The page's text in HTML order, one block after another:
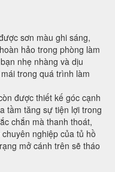
sơn màu ghi sáng,
hảo trong phòng làm
nhẹ nhàng và dịu
trong quá trình làm
được thiết kế góc cạnh
tầm tăng sự tiện lợi trong
chắn mà thanh thoát,
nghiệp của tủ hồ
mở cánh trên sẽ tháo